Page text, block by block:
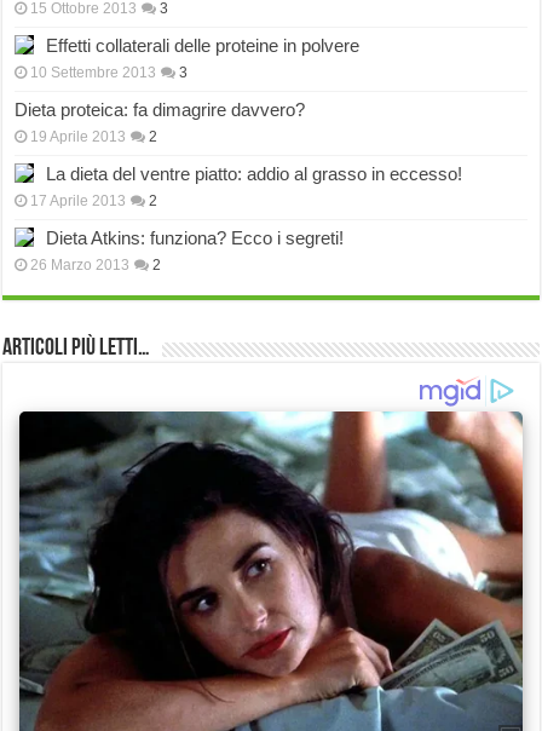
15 Ottobre 2013 3
Effetti collaterali delle proteine in polvere
10 Settembre 2013 3
Dieta proteica: fa dimagrire davvero?
19 Aprile 2013 2
La dieta del ventre piatto: addio al grasso in eccesso!
17 Aprile 2013 2
Dieta Atkins: funziona? Ecco i segreti!
26 Marzo 2013 2
Articoli più Letti…